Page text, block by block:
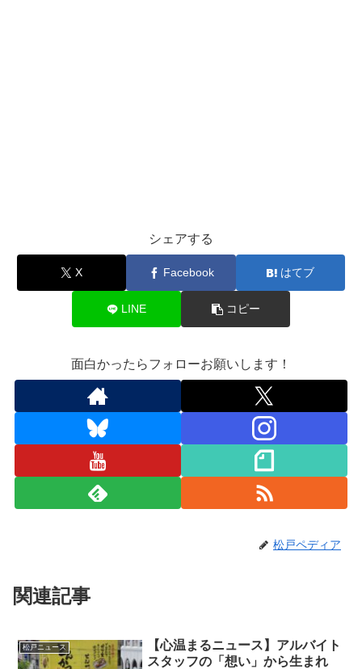
シェアする
X Facebook はてブ
LINE コピー
面白かったらフォローお願いします！
松戸ペディア
関連記事
松戸ニュース
【心温まるニュース】アルバイト
スタッフの「想い」から生まれ